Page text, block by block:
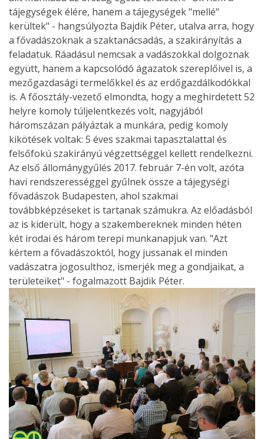
tájegységek élére, hanem a tájegységek "mellé"
kerültek" - hangsúlyozta Bajdik Péter, utalva arra, hogy
a fővadászoknak a szaktanácsadás, a szakirányítás a
feladatuk. Ráadásul nemcsak a vadászokkal dolgoznak
együtt, hanem a kapcsolódó ágazatok szereplőivel is, a
mezőgazdasági termelőkkel és az erdőgazdálkodókkal
is. A főosztály-vezető elmondta, hogy a meghirdetett 52
helyre komoly túljelentkezés volt, nagyjából
háromszázan pályáztak a munkára, pedig komoly
kikötések voltak: 5 éves szakmai tapasztalattal és
felsőfokú szakirányú végzettséggel kellett rendelkezni.
Az első állománygyűlés 2017. február 7-én volt, azóta
havi rendszerességgel gyűlnek össze a tájegységi
fővadászok Budapesten, ahol szakmai
továbbképzéseket is tartanak számukra. Az előadásból
az is kiderült, hogy a szakembereknek minden héten
két irodai és három terepi munkanapjuk van. "Azt
kértem a fővadászoktól, hogy jussanak el minden
vadászatra jogosulthoz, ismerjék meg a gondjaikat, a
területeiket" - fogalmazott Bajdik Péter.